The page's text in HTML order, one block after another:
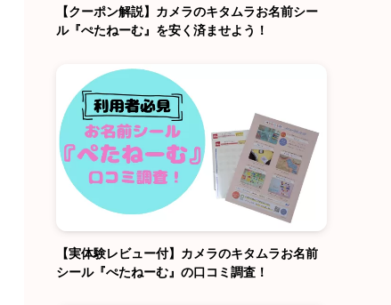
【クーポン解説】カメラのキタムラお名前シー
ル『ぺたねーむ』を安く済ませよう！
【実体験レビュー付】カメラのキタムラお名前
シール『ぺたねーむ』の口コミ調査！